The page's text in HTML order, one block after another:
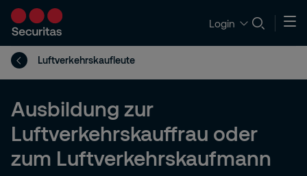
Login
Luftverkehrskaufleute
Ausbildung zur
Luftverkehrskauffrau oder
zum Luftverkehrskaufmann